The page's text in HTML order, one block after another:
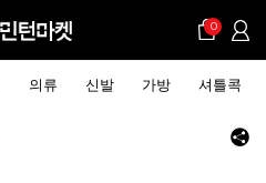
0
의류 신발 가방 셔틀콕